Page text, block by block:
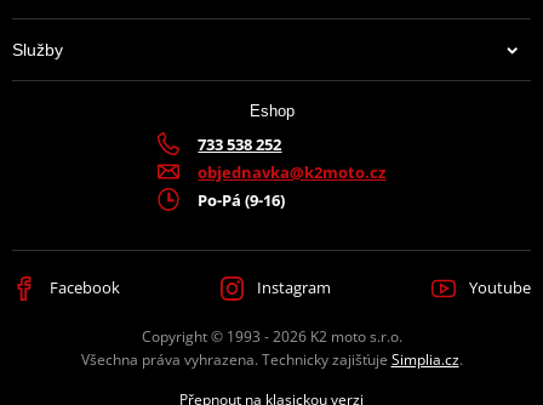
Služby
Eshop
733 538 252
objednavka@k2moto.cz
Po-Pá (9-16)
Facebook Instagram Youtube
Copyright © 1993 - 2026 K2 moto s.r.o.
Všechna práva vyhrazena. Technicky zajišťuje Simplia.cz.
Přepnout na klasickou verzi